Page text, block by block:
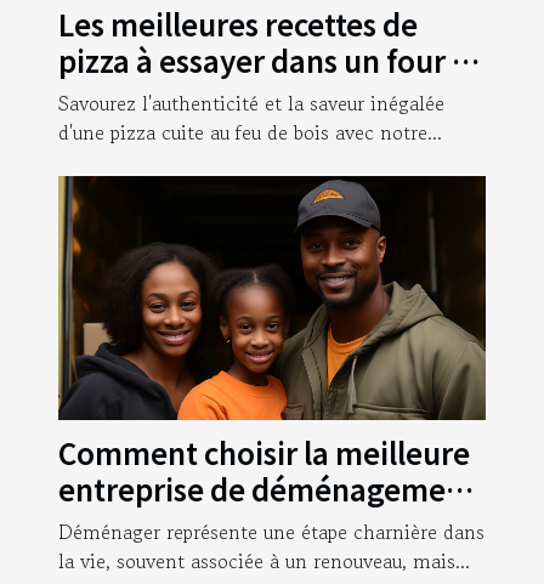
Les meilleures recettes de
pizza à essayer dans un four à
bois
Savourez l'authenticité et la saveur inégalée
d'une pizza cuite au feu de bois avec notre...
Comment choisir la meilleure
entreprise de déménagement
pour garantir une transition
sans stress ?
Déménager représente une étape charnière dans
la vie, souvent associée à un renouveau, mais...